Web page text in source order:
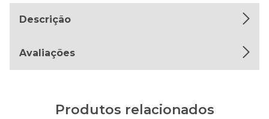
Descrição
Avaliações
Produtos relacionados